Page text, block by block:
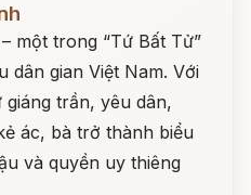
một trong “Tứ Bất Tử”
dân gian Việt Nam. Với
trần, yêu dân,
ác, bà trở thành biểu
và quyền uy thiêng